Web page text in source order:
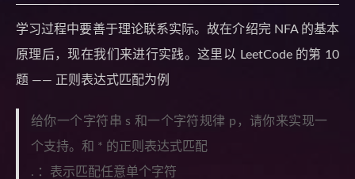
学习过程中要善于理论联系实际。故在介绍完 NFA 的基本
原理后，现在我们来进行实践。这里以 LeetCode 的第 10
题 —— 正则表达式匹配为例
给你一个字符串 s 和一个字符规律 p，请你来实现一
个支持。和 * 的正则表达式匹配
. ：表示匹配任意单个字符